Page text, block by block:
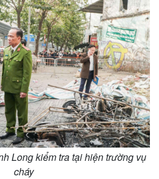
Multimedia
Video
Ảnh
E-Magazine
Infographic
Long kiểm tra tại hiện trường vụ
cháy